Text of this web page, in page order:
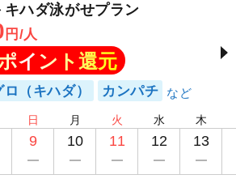
キハダ泳がせプラン
円/人
イント還元
（キハダ） カンパチ
日
9
月
10
火
11
水
12
木
13